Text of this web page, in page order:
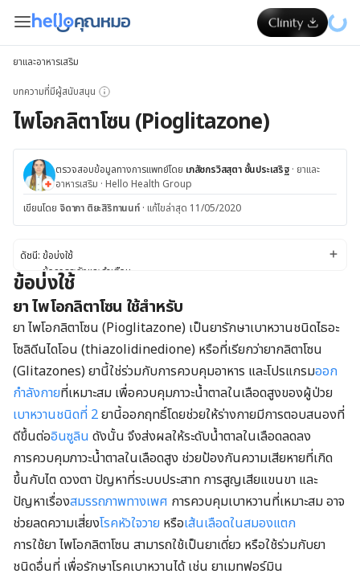
ยาและอาหารเสริม
บทความที่มีผู้สนับสนุน
ไพโอกลิตาโซน (Pioglitazone)
ตรวจสอบข้อมูลทางการแพทย์โดย เภสัชกรวิสสุตา ชั้นประเสริฐ · ยาและ
อาหารเสริม · Hello Health Group
เขียนโดย จิดาภา ติยะสิริทานนท์ · แก้ไขล่าสุด 11/05/2020
ดัชนี: ข้อบ่งใช้
ข้อควรระวังและคำเตือน
ผลข้างเคียง
ปฏิกิริยาของยา
ขนาดยา
ข้อบ่งใช้
ยา ไพโอกลิตาโซน ใช้สำหรับ
ยา ไพโอกลิตาโซน (Pioglitazone) เป็นยารักษาเบาหวานชนิดไธอะ
โซลิดีนไดโอน (thiazolidinedione) หรือที่เรียกว่ายากลิตาโซน
(Glitazones) ยานี้ใช่ร่วมกับการควบคุมอาหาร และโปรแกรมออก
กำลังกายที่เหมาะสม เพื่อควบคุมภาวะน้ำตาลในเลือดสูงของผู้ป่วย
เบาหวานชนิดที่ 2ยานี้ออกฤทธิ์โดยช่วยให้ร่างกายมีการตอบสนองที่
ดีขึ้นต่ออินซูลิน ดังนั้น จึงส่งผลให้ระดับน้ำตาลในเลือดลดลง
การควบคุมภาวะน้ำตาลในเลือดสูง ช่วยป้องกันความเสียหายที่เกิด
ขึ้นกับไต ดวงตา ปัญหาที่ระบบประสาท การสูญเสียแขนขา และ
ปัญหาเรื่องสมรรถภาพทางเพศ การควบคุมเบาหวานที่เหมาะสม อาจ
ช่วยลดความเสี่ยงโรคหัวใจวาย หรือเส้นเลือดในสมองแตก
การใช้ยา ไพโอกลิตาโซน สามารถใช้เป็นยาเดี่ยว หรือใช้ร่วมกับยา
ชนิดอื่นที่ เพื่อรักษาโรคเบาหวานได้ เช่น ยาเมทฟอร์มิน